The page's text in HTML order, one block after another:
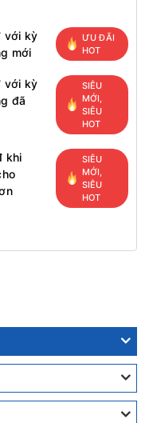
với kỳ
mới
ƯU ĐÃI
HOT
với kỳ
đã
SIÊU
MỚI,
SIÊU
HOT
khi
SIÊU
MỚI,
SIÊU
HOT